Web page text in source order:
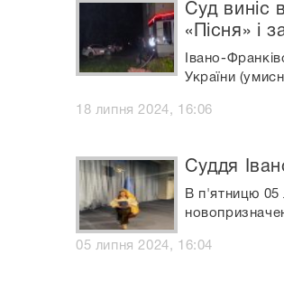
Суд виніс
«Пісня» і
Івано-
України
18 липня 2024, 16:06
Суддя
В п'ятницю 05
05 липня 2024, 16:04